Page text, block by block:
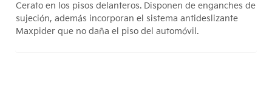
Cerato en los pisos delanteros. Disponen de enganches de
sujeción, además incorporan el sistema antideslizante
Maxpider que no daña el piso del automóvil.